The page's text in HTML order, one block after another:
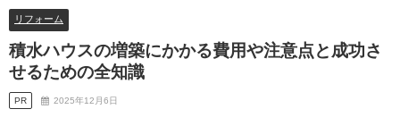
リフォーム
積水ハウスの増築にかかる費用や注意点と成功さ
せるための全知識
PR 2025年12月6日